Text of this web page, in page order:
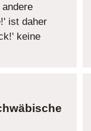
ist daher
keine